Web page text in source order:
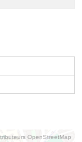
OpenStreetMap